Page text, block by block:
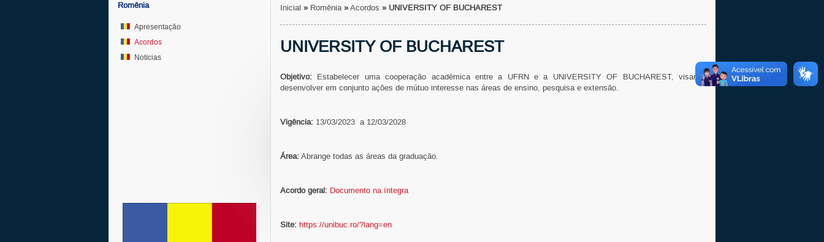
Romênia
Apresentação
Acordos
Notícias
Inicial »Romênia » Acordos » UNIVERSITY OF BUCHAREST
UNIVERSITY OF BUCHAREST
Objetivo: Estabelecer uma cooperação acadêmica entre a UFRN e a UNIVERSITY OF BUCHAREST, visando
desenvolver em conjunto ações de mútuo interesse nas áreas de ensino, pesquisa e extensão.
Vigência: 13/03/2023 a 12/03/2028
Área: Abrange todas as áreas da graduação.
Acordo geral: Documento na íntegra
Site: https://unibuc.ro/?lang=en